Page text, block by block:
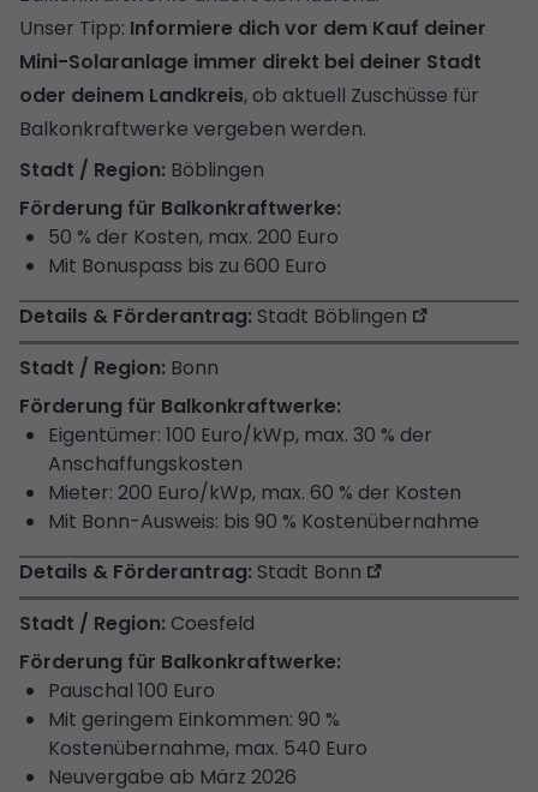
Unser Tipp: Informiere dich vor dem Kauf deiner
Mini-Solaranlage immer direkt bei deiner Stadt
oder deinem Landkreis, ob aktuell Zuschüsse für
Balkonkraftwerke vergeben werden.
Böblingen
50 % der Kosten, max. 200 Euro
Mit Bonuspass bis zu 600 Euro
Stadt Böblingen
Bonn
Eigentümer: 100 Euro/kWp, max. 30 % der
Anschaffungskosten
Mieter: 200 Euro/kWp, max. 60 % der Kosten
Mit Bonn-Ausweis: bis 90 % Kostenübernahme
Stadt Bonn
Coesfeld
Pauschal 100 Euro
Mit geringem Einkommen: 90 %
Kostenübernahme, max. 540 Euro
Neuvergabe ab März 2026